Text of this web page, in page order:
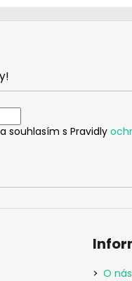
souhlasím s Pravidly
O